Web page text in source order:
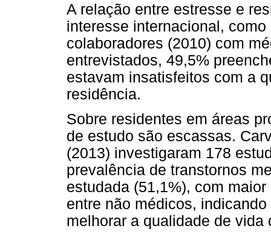
A relação entre estresse e
interesse internacional,
colaboradores (2010) com
entrevistados, 49,5%
estavam insatisfeitos com a
residência.
Sobre residentes em áreas
de estudo são escassas.
(2013) investigaram 178
prevalência de transtornos
estudada (51,1%), com
entre não médicos,
melhorar a qualidade de vida